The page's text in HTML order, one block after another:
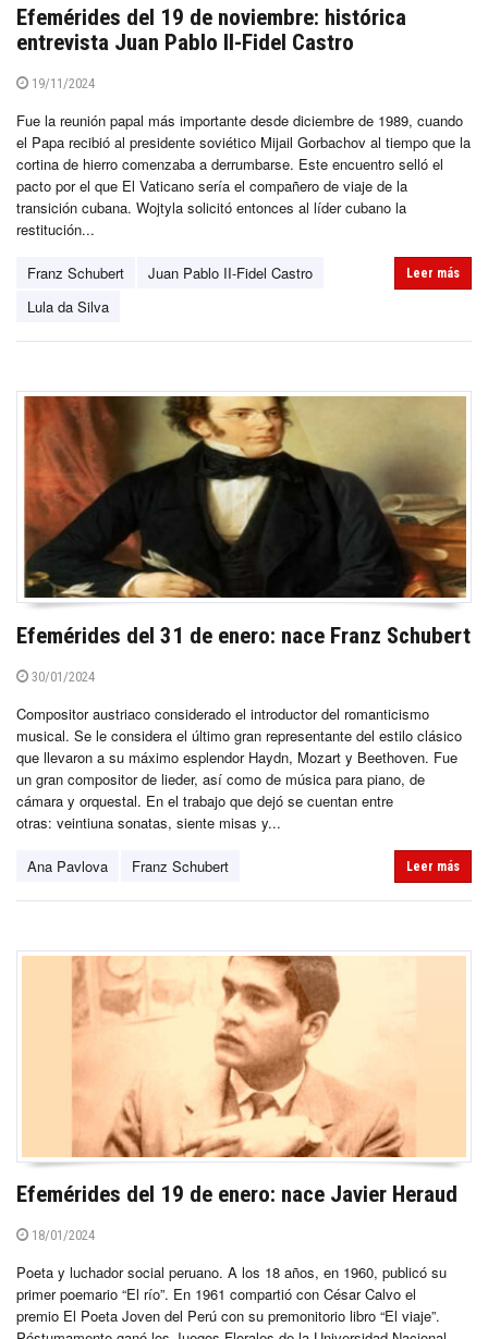
Efemérides del 19 de noviembre: histórica
entrevista Juan Pablo II-Fidel Castro
19/11/2024
Fue la reunión papal más importante desde diciembre de 1989, cuando
el Papa recibió al presidente soviético Mijail Gorbachov al tiempo que la
cortina de hierro comenzaba a derrumbarse. Este encuentro selló el
pacto por el que El Vaticano sería el compañero de viaje de la
transición cubana. Wojtyla solicitó entonces al líder cubano la
restitución...
Franz Schubert
Juan Pablo II-Fidel Castro
Lula da Silva
Leer más
Efemérides del 31 de enero: nace Franz Schubert
30/01/2024
Compositor austriaco considerado el introductor del romanticismo
musical. Se le considera el último gran representante del estilo clásico
que llevaron a su máximo esplendor Haydn, Mozart y Beethoven. Fue
un gran compositor de lieder, así como de música para piano, de
cámara y orquestal. En el trabajo que dejó se cuentan entre
otras: veintiuna sonatas, siente misas y...
Ana Pavlova Franz Schubert Leer más
Efemérides del 19 de enero: nace Javier Heraud
18/01/2024
Poeta y luchador social peruano. A los 18 años, en 1960, publicó su
primer poemario “El río”. En 1961 compartió con César Calvo el
premio El Poeta Joven del Perú con su premonitorio libro “El viaje”.